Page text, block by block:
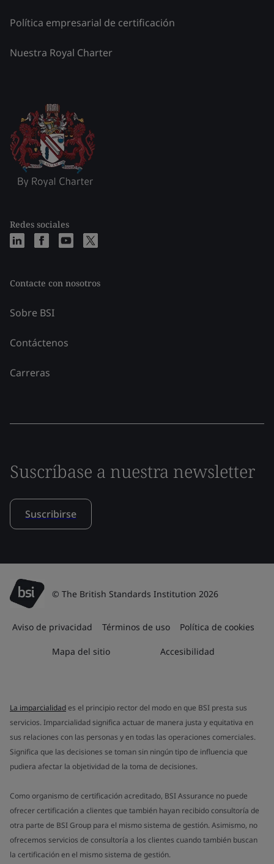
Política empresarial de certificación
Nuestra Royal Charter
Redes sociales
Contacte con nosotros
Sobre BSI
Contáctenos
Carreras
Suscríbase a nuestra newsletter
Suscribirse
© The British Standards Institution 2026
Aviso de privacidad Términos de uso Política de cookies
Mapa del sitio Accesibilidad
La imparcialidades el principio rector del modo en que BSI presta sus
servicios. Imparcialidad significa actuar de manera justa y equitativa en
sus relaciones con las personas y en todas las operaciones comerciales.
Significa que las decisiones se toman sin ningún tipo de influencia que
pudiera afectar la objetividad de la toma de decisiones.
Como organismo de certificación acreditado, BSI Assurance no puede
ofrecer certificación a clientes que también hayan recibido consultoría de
otra parte de BSI Group para el mismo sistema de gestión. Asimismo, no
ofrecemos servicios de consultoría a los clientes cuando también buscan
la certificación en el mismo sistema de gestión.